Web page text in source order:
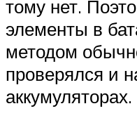
тому нет.
элементы в
методом
проверялся и
аккумуляторах.